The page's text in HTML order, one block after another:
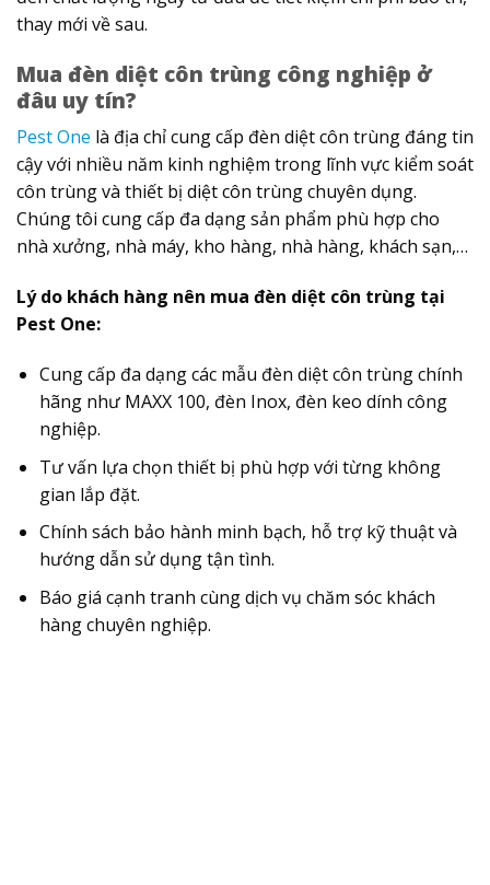
thay mới về sau.
Mua đèn diệt côn trùng công nghiệp ở
đâu uy tín?
Pest One là địa chỉ cung cấp đèn diệt côn trùng đáng tin
cậy với nhiều năm kinh nghiệm trong lĩnh vực kiểm soát
côn trùng và thiết bị diệt côn trùng chuyên dụng.
Chúng tôi cung cấp đa dạng sản phẩm phù hợp cho
nhà xưởng, nhà máy, kho hàng, nhà hàng, khách sạn,…
Lý do khách hàng nên mua đèn diệt côn trùng tại
Pest One:
Cung cấp đa dạng các mẫu đèn diệt côn trùng chính
hãng như MAXX 100, đèn Inox, đèn keo dính công
nghiệp.
Tư vấn lựa chọn thiết bị phù hợp với từng không
gian lắp đặt.
Chính sách bảo hành minh bạch, hỗ trợ kỹ thuật và
hướng dẫn sử dụng tận tình.
Báo giá cạnh tranh cùng dịch vụ chăm sóc khách
hàng chuyên nghiệp.